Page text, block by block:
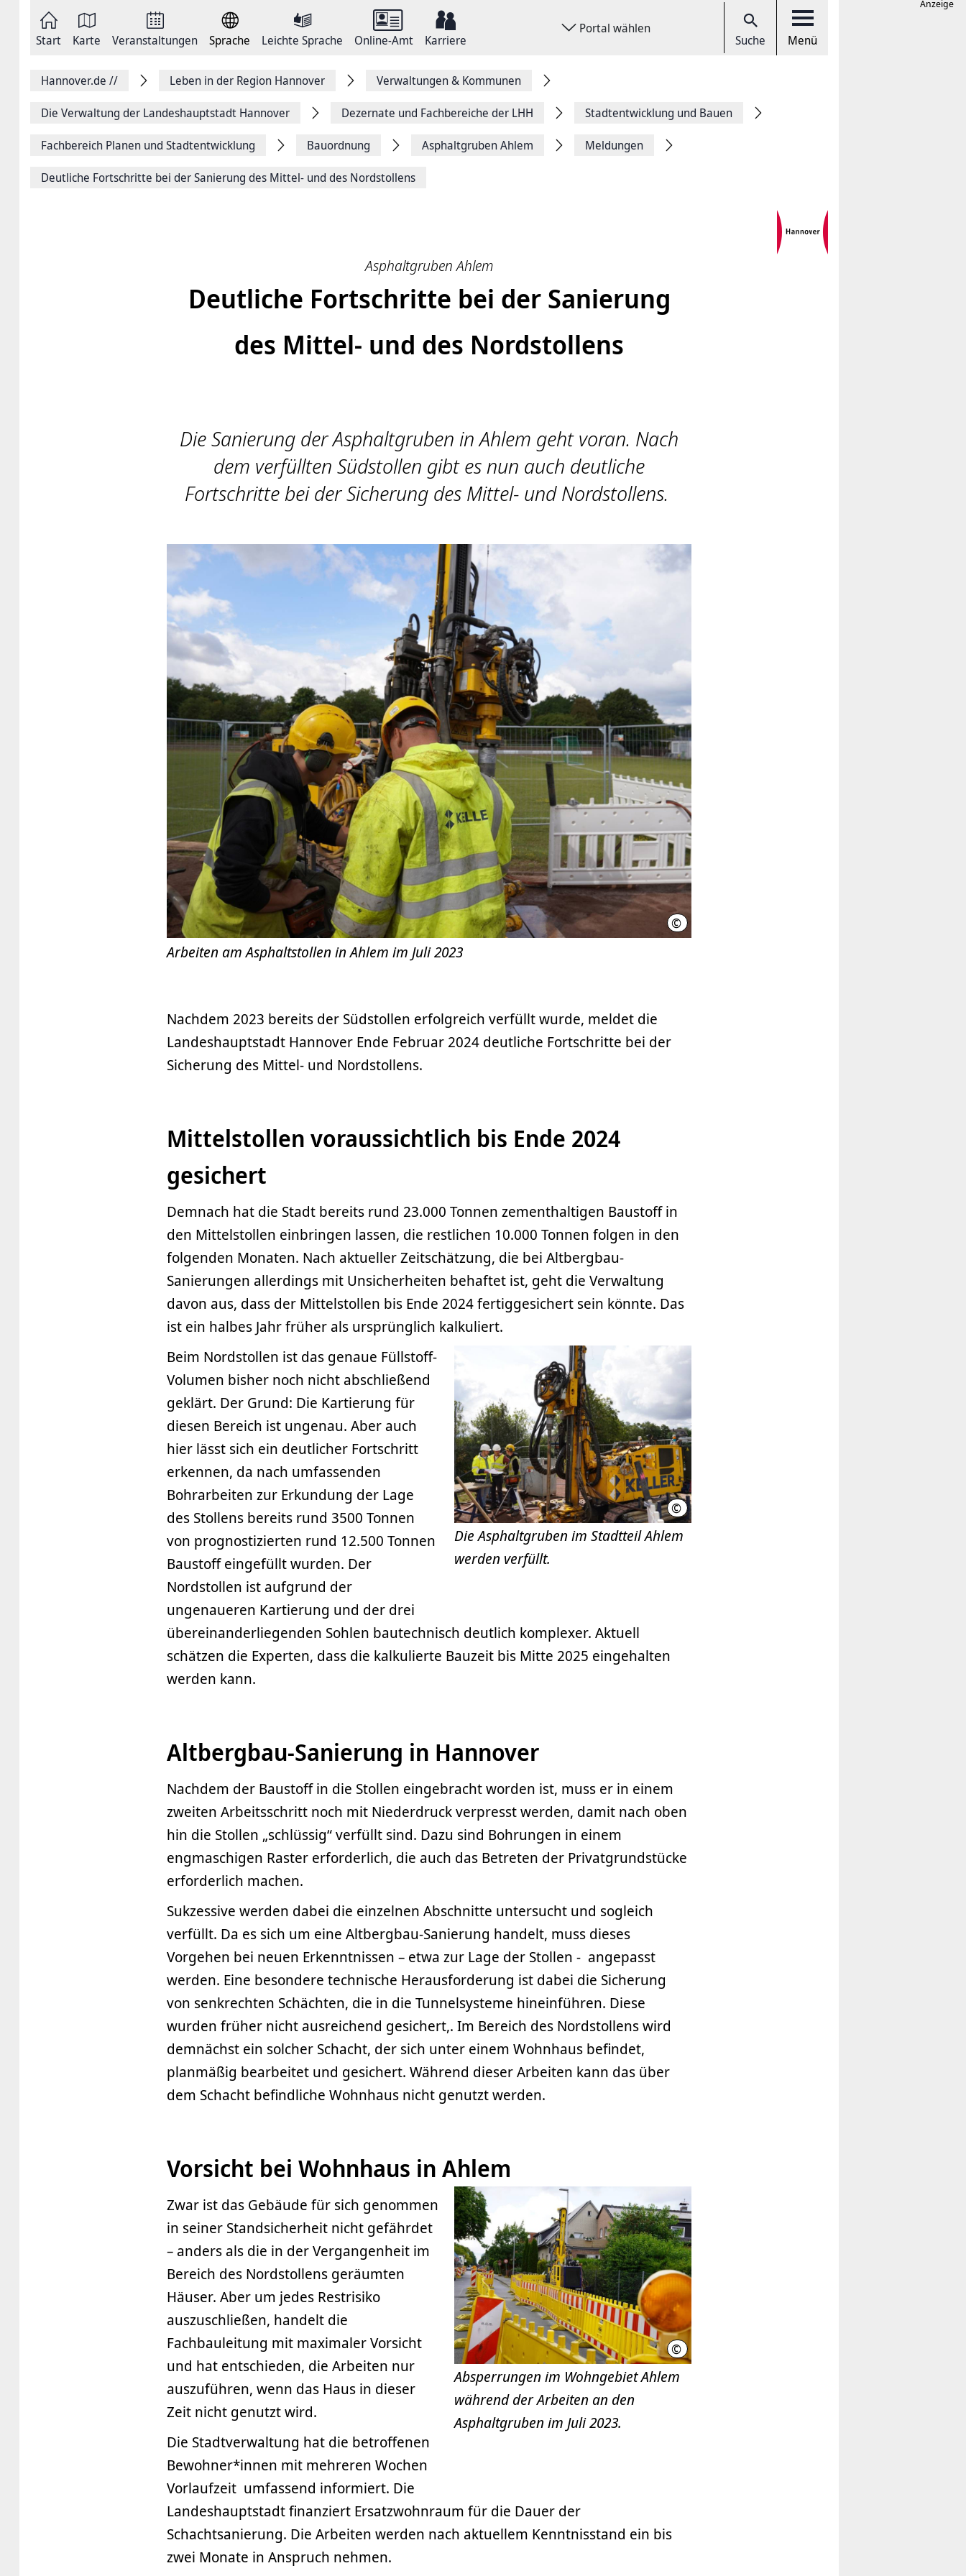
springen
Start Karte Veranstaltungen Sprache Leichte Sprache Online-Amt Karriere
Portal wählen
Suche Menü
FacebookHannover.de // Leben in der Region Hannover Verwaltungen & Kommunen
Die Verwaltung der Landeshauptstadt Hannover Dezernate und Fachbereiche der LHH Stadtentwicklung und Bauen
Fachbereich Planen und Stadtentwicklung Bauordnung Asphaltgruben Ahlem Meldungen
Deutliche Fortschritte bei der Sanierung des Mittel- und des Nordstollens
Asphaltgruben Ahlem
Deutliche Fortschritte bei der Sanierung
des Mittel- und des Nordstollens
Die Sanierung der Asphaltgruben in Ahlem geht voran. Nach
dem verfüllten Südstollen gibt es nun auch deutliche
Fortschritte bei der Sicherung des Mittel- und Nordstollens.
© LHH
Arbeiten am Asphaltstollen in Ahlem im Juli 2023
Nachdem 2023 bereits der Südstollen erfolgreich verfüllt wurde, meldet die
Landeshauptstadt Hannover Ende Februar 2024 deutliche Fortschritte bei der
Sicherung des Mittel- und Nordstollens.
Mittelstollen voraussichtlich bis Ende 2024
gesichert
Demnach hat die Stadt bereits rund 23.000 Tonnen zementhaltigen Baustoff in
den Mittelstollen einbringen lassen, die restlichen 10.000 Tonnen folgen in den
folgenden Monaten. Nach aktueller Zeitschätzung, die bei Altbergbau-
Sanierungen allerdings mit Unsicherheiten behaftet ist, geht die Verwaltung
davon aus, dass der Mittelstollen bis Ende 2024 fertiggesichert sein könnte. Das
ist ein halbes Jahr früher als ursprünglich kalkuliert.
© LHH
Die Asphaltgruben im Stadtteil Ahlem
werden verfüllt.
Beim Nordstollen ist das genaue Füllstoff-
Volumen bisher noch nicht abschließend
geklärt. Der Grund: Die Kartierung für
diesen Bereich ist ungenau. Aber auch
hier lässt sich ein deutlicher Fortschritt
erkennen, da nach umfassenden
Bohrarbeiten zur Erkundung der Lage
des Stollens bereits rund 3500 Tonnen
von prognostizierten rund 12.500 Tonnen
Baustoff eingefüllt wurden. Der
Nordstollen ist aufgrund der
ungenaueren Kartierung und der drei
übereinanderliegenden Sohlen bautechnisch deutlich komplexer. Aktuell
schätzen die Experten, dass die kalkulierte Bauzeit bis Mitte 2025 eingehalten
werden kann.
Altbergbau-Sanierung in Hannover
Nachdem der Baustoff in die Stollen eingebracht worden ist, muss er in einem
zweiten Arbeitsschritt noch mit Niederdruck verpresst werden, damit nach oben
hin die Stollen „schlüssig“ verfüllt sind. Dazu sind Bohrungen in einem
engmaschigen Raster erforderlich, die auch das Betreten der Privatgrundstücke
erforderlich machen.
Sukzessive werden dabei die einzelnen Abschnitte untersucht und sogleich
verfüllt. Da es sich um eine Altbergbau-Sanierung handelt, muss dieses
Vorgehen bei neuen Erkenntnissen – etwa zur Lage der Stollen - angepasst
werden. Eine besondere technische Herausforderung ist dabei die Sicherung
von senkrechten Schächten, die in die Tunnelsysteme hineinführen. Diese
wurden früher nicht ausreichend gesichert,. Im Bereich des Nordstollens wird
demnächst ein solcher Schacht, der sich unter einem Wohnhaus befindet,
planmäßig bearbeitet und gesichert. Während dieser Arbeiten kann das über
dem Schacht befindliche Wohnhaus nicht genutzt werden.
Vorsicht bei Wohnhaus in Ahlem
© LHH
Absperrungen im Wohngebiet Ahlem
während der Arbeiten an den
Asphaltgruben im Juli 2023.
Zwar ist das Gebäude für sich genommen
in seiner Standsicherheit nicht gefährdet
– anders als die in der Vergangenheit im
Bereich des Nordstollens geräumten
Häuser. Aber um jedes Restrisiko
auszuschließen, handelt die
Fachbauleitung mit maximaler Vorsicht
und hat entschieden, die Arbeiten nur
auszuführen, wenn das Haus in dieser
Zeit nicht genutzt wird.
Die Stadtverwaltung hat die betroffenen
Bewohner*innen mit mehreren Wochen
Vorlaufzeit umfassend informiert. Die
Landeshauptstadt finanziert Ersatzwohnraum für die Dauer der
Schachtsanierung. Die Arbeiten werden nach aktuellem Kenntnisstand ein bis
zwei Monate in Anspruch nehmen.
Anzeige